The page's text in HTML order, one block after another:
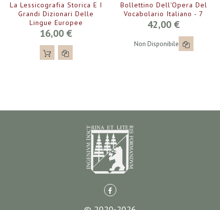
La Lessicografia Storica E I
Grandi Dizionari Delle
Lingue Europee
16,00 €
Bollettino Dell'Opera Del
Vocabolario Italiano - 7
42,00 €
Non Disponibile